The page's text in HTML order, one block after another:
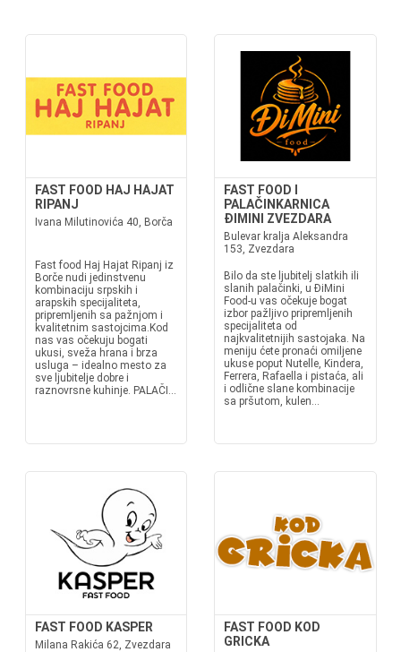
FAST FOOD HAJ HAJAT
RIPANJ
Ivana Milutinovića 40, Borča
Fast food Haj Hajat Ripanj iz
Borče nudi jedinstvenu
kombinaciju srpskih i
arapskih specijaliteta,
pripremljenih sa pažnjom i
kvalitetnim sastojcima.Kod
nas vas očekuju bogati
ukusi, sveža hrana i brza
usluga – idealno mesto za
sve ljubitelje dobre i
raznovrsne kuhinje. PALAČI...
FAST FOOD I
PALAČINKARNICA
ĐIMINI ZVEZDARA
Bulevar kralja Aleksandra
153, Zvezdara
Bilo da ste ljubitelj slatkih ili
slanih palačinki, u ĐiMini
Food-u vas očekuje bogat
izbor pažljivo pripremljenih
specijaliteta od
najkvalitetnijih sastojaka. Na
meniju ćete pronaći omiljene
ukuse poput Nutelle, Kindera,
Ferrera, Rafaella i pistaća, ali
i odlične slane kombinacije
sa pršutom, kulen...
FAST FOOD KASPER
Milana Rakića 62, Zvezdara
FAST FOOD KOD
GRICKA